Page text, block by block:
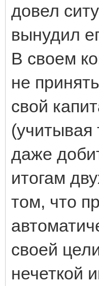
довел
вынудил
В своем
не
свой
даже
итогам
том, что
своей
нечеткой